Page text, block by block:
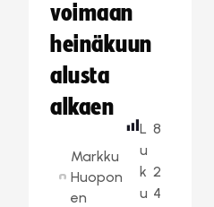
voimaan
heinäkuun
alusta
alkaen
Markku
Huopon
en
L
u
k
u
8
2
4